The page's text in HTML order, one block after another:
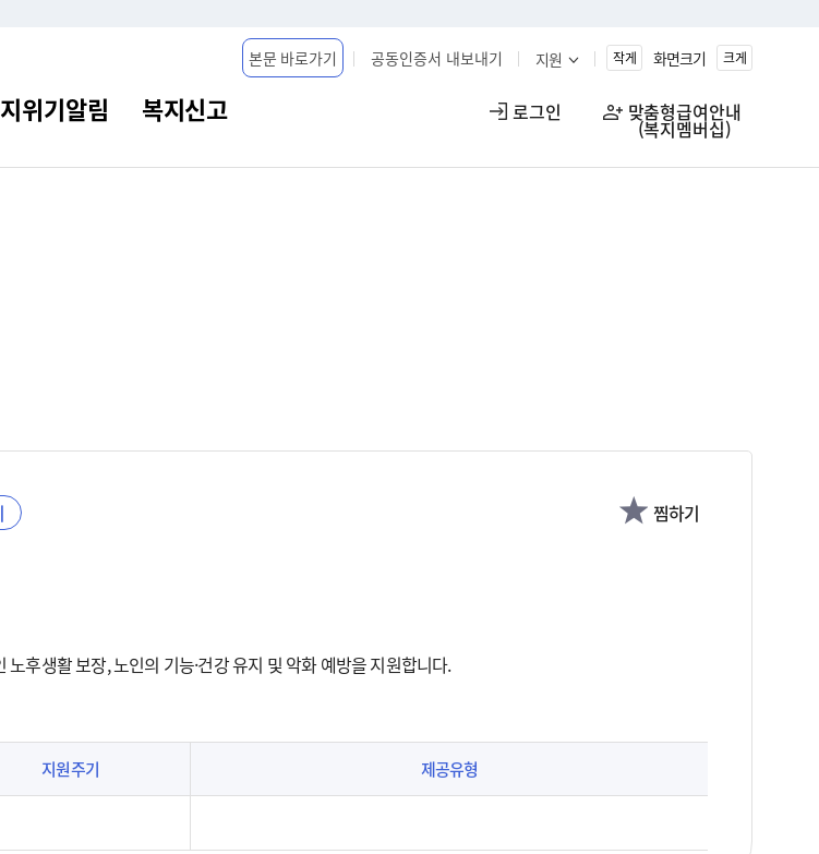
본문 바로가기 공동인증서 내보내기 지원 작게 화면크기 크게
로그인 맞춤형급여안내
(복지멤버십)
찜하기
후생활 보장, 노인의 기능·건강 유지 및 악화 예방을 지원합니다.
지원주기 제공유형